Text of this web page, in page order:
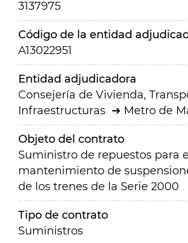
3137975
Código de la entidad
A13022951
Entidad adjudicadora
Consejería de Vivienda,
Infraestructuras
Metro de
Objeto del contrato
Suministro de repuestos para el
mantenimiento de
de los trenes de la Serie 2000
Tipo de contrato
Suministros